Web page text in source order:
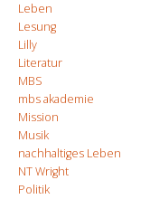
Leben
Lesung
Lilly
Literatur
MBS
mbs akademie
Mission
Musik
nachhaltiges Leben
NT Wright
Politik